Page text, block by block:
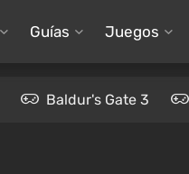
Guías Juegos
Baldur's Gate 3